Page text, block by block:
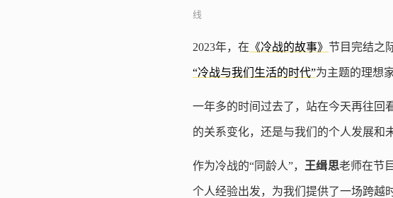
线
2023年，在 《冷战的故事》 节目完结之
“冷战与我们生活的时代”为主题的理想
一年多的时间过去了，站在今天再往回
的关系变化，还是与我们的个人发展和
作为冷战的“同龄人”， 王缉思老师在节
个人经验出发，为我们提供了一场跨越